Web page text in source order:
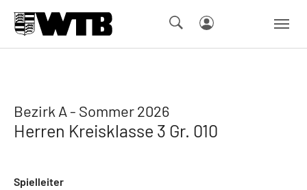
Bezirk A - Sommer 2026
Herren Kreisklasse 3 Gr. 010
Spielleiter